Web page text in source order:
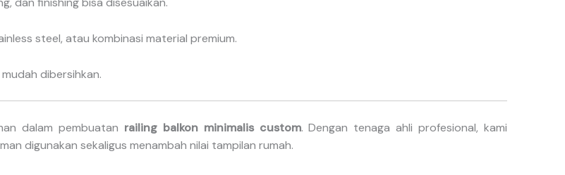
steel, atau kombinasi material premium.
dibersihkan.
dalam pembuatan railing balkon minimalis custom. Dengan tenaga ahli profesional, kami
digunakan sekaligus menambah nilai tampilan rumah.